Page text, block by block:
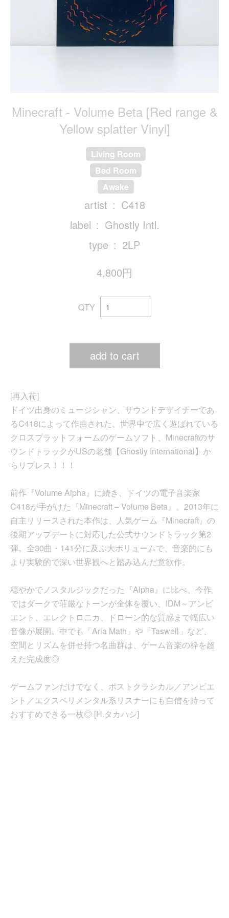
Minecraft - Volume Beta [Red range &
Yellow splatter Vinyl]
Living Room
Bed Room
Awake
artist
C418
label
Ghostly Intl.
type
2LP
4,800円
QTY
add to cart
[再入荷]
ドイツ出身のミュージシャン、サウンドデザイナーであ
るC418によって作曲された、世界中で広く遊ばれている
クロスプラットフォームのゲームソフト、Minecraftのサ
ウンドトラックがUSの老舗【Ghostly International】か
らリプレス！！！
前作『Volume Alpha』に続き、ドイツの電子音楽家
C418が手がけた『Minecraft – Volume Beta』。2013年に
自主リリースされた本作は、人気ゲーム『Minecraft』の
後期アップデートに対応した公式サウンドトラック第2
弾。全30曲・141分に及ぶ大ボリュームで、音楽的にも
より実験的で深い世界観へと踏み込んだ意欲作。
穏やかでノスタルジックだった『Alpha』に比べ、今作
ではダークで荘厳なトーンが全体を覆い、IDM～アンビ
エント、エレクトロニカ、ドローン的な質感まで幅広い
音像が展開。中でも「Aria Math」や「Taswell」など、
空間とリズムを併せ持つ名曲群は、ゲーム音楽の枠を超
えた完成度◎
ゲームファンだけでなく、ポストクラシカル／アンビエ
ント／エクスペリメンタル系リスナーにも自信を持って
おすすめできる一枚◎ [H.タカハシ]